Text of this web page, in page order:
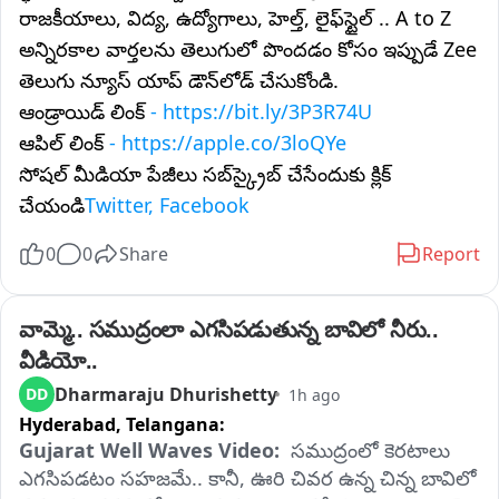
రాజకీయాలు, విద్య, ఉద్యోగాలు, హెల్త్, లైఫ్‌స్టైల్ .. A to Z
అన్నిరకాల వార్తలను తెలుగులో పొందడం కోసం ఇప్పుడే Zee
తెలుగు న్యూస్ యాప్ డౌన్‌లోడ్ చేసుకోండి.
ఆండ్రాయిడ్ లింక్- https://bit.ly/3P3R74U
ఆపిల్ లింక్- https://apple.co/3loQYe
సోషల్ మీడియా పేజీలు సబ్‌స్క్రైబ్ చేసేందుకు క్లిక్
చేయండిTwitter, Facebook
0 0 Share Report
వామ్మె.. సముద్రంలా ఎగసిపడుతున్న బావిలో నీరు..
వీడియో..
DD Dharmaraju Dhurishetty 1h ago
Hyderabad, Telangana:
Gujarat Well Waves Video: సముద్రంలో కెరటాలు
ఎగసిపడటం సహజమే.. కానీ, ఊరి చివర ఉన్న చిన్న బావిలో